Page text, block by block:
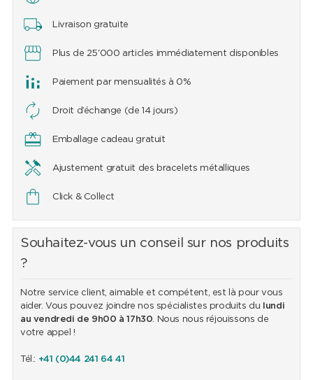
Livraison gratuite
Plus de 25'000 articles immédiatement disponibles
Paiement par mensualités à 0%
Droit d’échange (de 14 jours)
Emballage cadeau gratuit
Ajustement gratuit des bracelets métalliques
Click & Collect
Souhaitez-vous un conseil sur nos produits
?
Notre service client, aimable et compétent, est là pour vous
aider. Vous pouvez joindre nos spécialistes produits du
lundi
au vendredi de 9h00 à 17h30. Nous nous réjouissons de
votre appel !
Tél.: +41 (0)44 241 64 41